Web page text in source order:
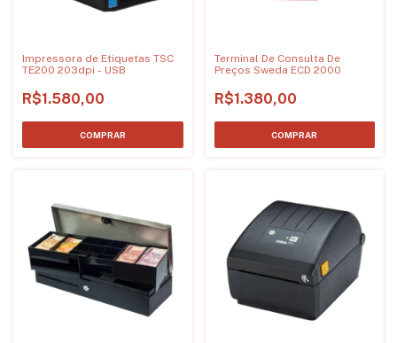
Impressora de Etiquetas TSC
TE200 203dpi - USB
R$1.580,00
Terminal De Consulta De
Preços Sweda ECD 2000
R$1.380,00